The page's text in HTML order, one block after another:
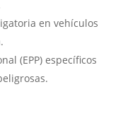
en vehículos
(EPP) específicos